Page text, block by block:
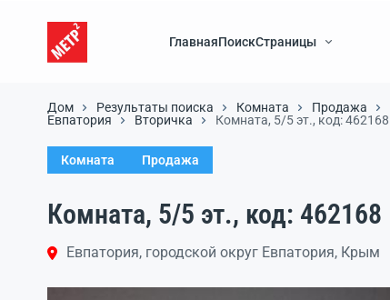
ГлавнаяПоискСтраницы
Дом Результаты поиска Комната Продажа
Евпатория
Вторичка Комната, 5/5 эт., код: 462168
Комната Продажа
Комната, 5/5 эт., код: 462168
Евпатория, городской округ Евпатория, Крым